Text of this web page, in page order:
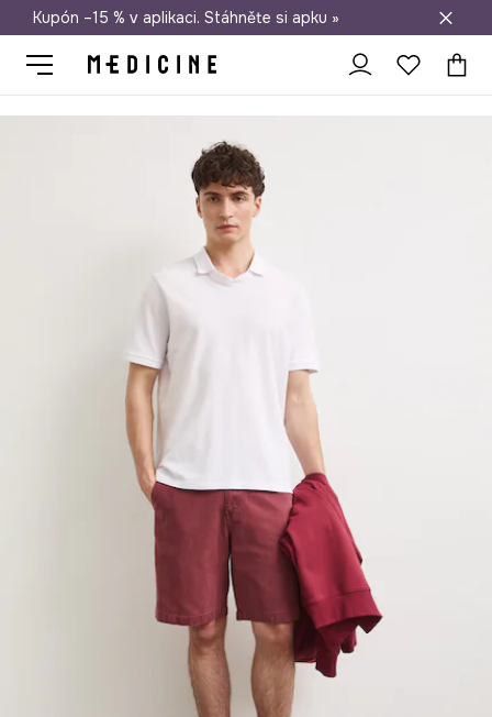
Doprava zdarma při nákupu nad 1 200 Kč
Kupón –15 % v aplikaci. Stáhněte si apku »